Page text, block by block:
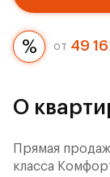
от 49
О
Прямая
класса